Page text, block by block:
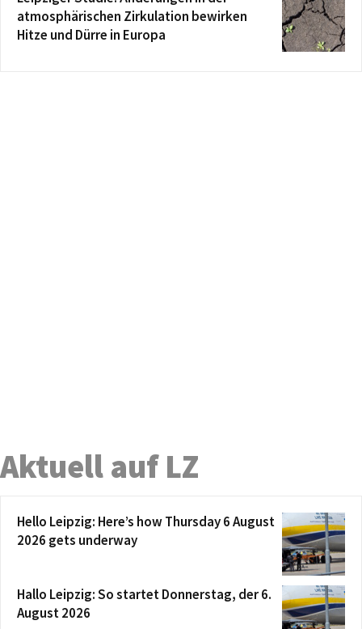
atmosphärischen Zirkulation bewirken
Hitze und Dürre in Europa
Aktuell auf LZ
Hello Leipzig: Here’s how Thursday 6 August
2026 gets underway
Hallo Leipzig: So startet Donnerstag, der 6.
August 2026